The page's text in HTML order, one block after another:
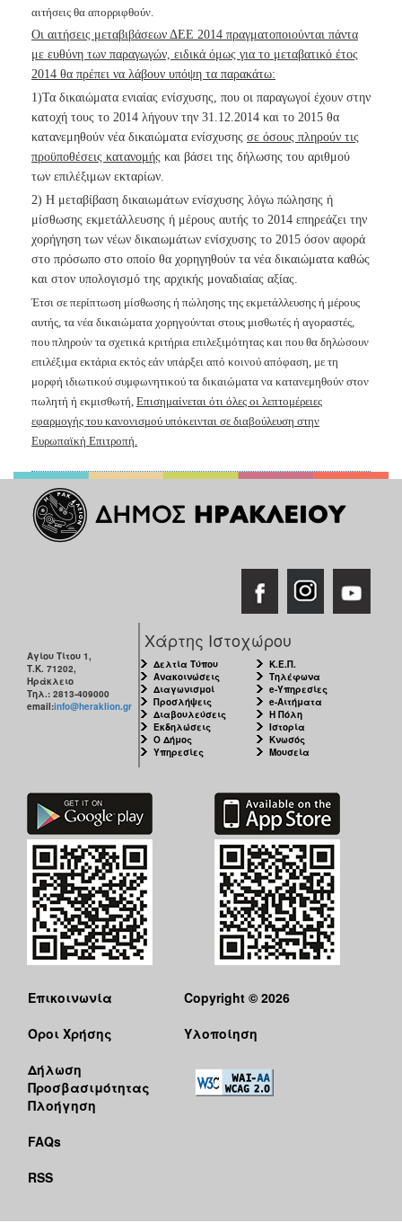
αιτήσεις θα απορριφθούν.
Οι αιτήσεις μεταβιβάσεων ΔΕΕ 2014 πραγματοποιούνται πάντα
με ευθύνη των παραγωγών, ειδικά όμως για το μεταβατικό έτος
2014 θα πρέπει να λάβουν υπόψη τα παρακάτω:
1)Τα δικαιώματα ενιαίας ενίσχυσης, που οι παραγωγοί έχουν στην
κατοχή τους το 2014 λήγουν την 31.12.2014 και το 2015 θα
κατανεμηθούν νέα δικαιώματα ενίσχυσης σε όσους πληρούν τις
προϋποθέσεις κατανομής και βάσει της δήλωσης του αριθμού
των επιλέξιμων εκταρίων.
2) Η μεταβίβαση δικαιωμάτων ενίσχυσης λόγω πώλησης ή
μίσθωσης εκμετάλλευσης ή μέρους αυτής το 2014 επηρεάζει την
χορήγηση των νέων δικαιωμάτων ενίσχυσης το 2015 όσον αφορά
στο πρόσωπο στο οποίο θα χορηγηθούν τα νέα δικαιώματα καθώς
και στον υπολογισμό της αρχικής μοναδιαίας αξίας.
Έτσι σε περίπτωση μίσθωσης ή πώλησης της εκμετάλλευσης ή μέρους
αυτής, τα νέα δικαιώματα χορηγούνται στους μισθωτές ή αγοραστές,
που πληρούν τα σχετικά κριτήρια επιλεξιμότητας και που θα δηλώσουν
επιλέξιμα εκτάρια εκτός εάν υπάρξει από κοινού απόφαση, με τη
μορφή ιδιωτικού συμφωνητικού τα δικαιώματα να κατανεμηθούν στον
πωλητή ή εκμισθωτή, Επισημαίνεται ότι όλες οι λεπτομέρειες
εφαρμογής του κανονισμού υπόκεινται σε διαβούλευση στην
Ευρωπαϊκή Επιτροπή.
Αγίου Τίτου 1,
Τ.Κ. 71202,
Ηράκλειο
Τηλ.: 2813-409000
email:info@heraklion.gr
Χάρτης Ιστοχώρου
Δελτία Τύπου
Ανακοινώσεις
Διαγωνισμοί
Προσλήψεις
Διαβουλεύσεις
Εκδηλώσεις
Ο Δήμος
Υπηρεσίες
Κ.Ε.Π.
Τηλέφωνα
e-Υπηρεσίες
e-Αιτήματα
Η Πόλη
Ιστορία
Κνωσός
Μουσεία
Επικοινωνία
Όροι Χρήσης
Δήλωση
Προσβασιμότητας
Πλοήγηση
FAQs
RSS
Copyright © 2026
Υλοποίηση